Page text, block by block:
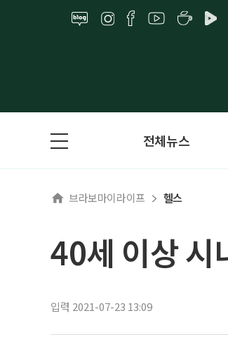
전체뉴스
브라보마이라이프 헬스
40세 이상 시
입력 2021-07-23 13:09